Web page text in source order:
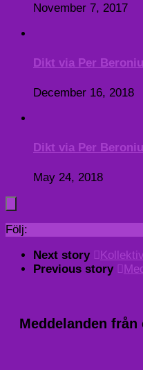
November 7, 2017
Dikt via Per
December 16, 2018
Dikt via Per
May 24, 2018
Följ:
Next story
Previous story
Meddelanden från